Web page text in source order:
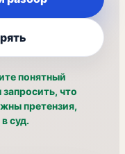
понятный
что
претензия,
суд.